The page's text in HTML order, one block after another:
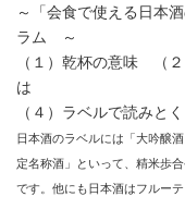
～「会食で使える日本
ラム ～
（１）乾杯の意味 （
は
（４）ラベルで読みと
日本酒のラベルには「大吟醸
定名称酒」といって、精米歩
です。他にも日本酒はフルー